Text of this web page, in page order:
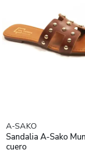
A-SAKO
Sandalia A-Sako
cuero